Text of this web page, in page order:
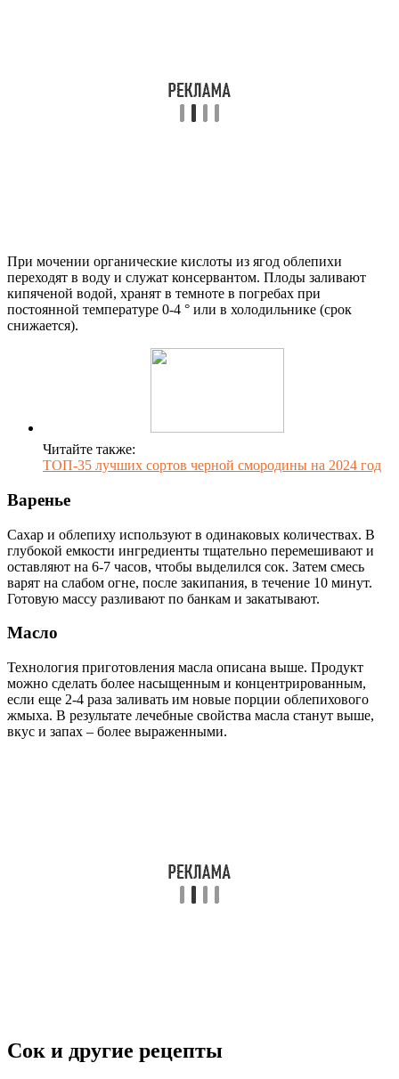
При мочении органические кислоты из ягод облепихи
переходят в воду и служат консервантом. Плоды заливают
кипяченой водой, хранят в темноте в погребах при
постоянной температуре 0-4 ° или в холодильнике (срок
снижается).
Читайте также:
ТОП-35 лучших сортов черной смородины на 2024 год
Варенье
Сахар и облепиху используют в одинаковых количествах. В
глубокой емкости ингредиенты тщательно перемешивают и
оставляют на 6-7 часов, чтобы выделился сок. Затем смесь
варят на слабом огне, после закипания, в течение 10 минут.
Готовую массу разливают по банкам и закатывают.
Масло
Технология приготовления масла описана выше. Продукт
можно сделать более насыщенным и концентрированным,
если еще 2-4 раза заливать им новые порции облепихового
жмыха. В результате лечебные свойства масла станут выше,
вкус и запах – более выраженными.
Сок и другие рецепты